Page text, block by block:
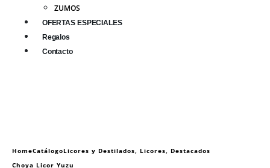
ZUMOS
OFERTAS ESPECIALES
Regalos
Contacto
HomeCatálogoLicores y Destilados, Licores, Destacados
Choya Licor Yuzu